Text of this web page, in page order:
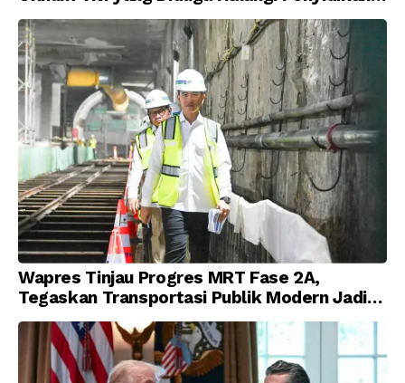
Korupsi
Wapres Tinjau Progres MRT Fase 2A,
Tegaskan Transportasi Publik Modern Jadi
Prioritas Nasional